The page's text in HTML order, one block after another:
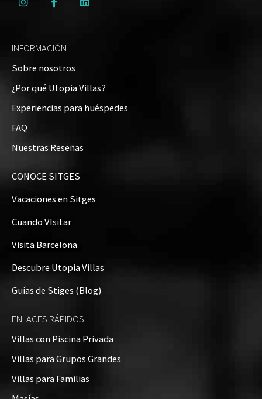
INFORMACIÓN
Sobre nosotros
¿Por qué Utopia Villas?
Experiencias para huéspedes
FAQ
Nuestras Reseñas
CONOCE SITGES
Vacaciones en Sitges
Cuando VIsitar
Visita Barcelona
Descubre Utopia Villas
Guías de Stiges (Blog)
ENLACES RÁPIDOS
Villas con Piscina Privada
Villas para Grupos Grandes
Villas para Familias